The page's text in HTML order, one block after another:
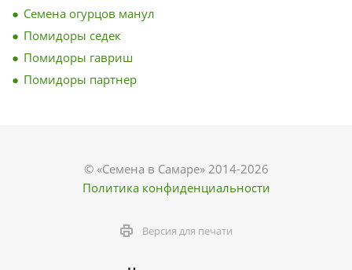
Семена огурцов манул
Помидоры седек
Помидоры гавриш
Помидоры партнер
© «Семена в Самаре» 2014-2026
Политика конфиденциальности
Версия для печати